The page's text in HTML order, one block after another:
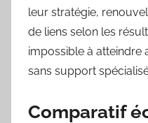
leur stratégie,
de liens selon les
impossible à atteindre
sans support
Comparatif